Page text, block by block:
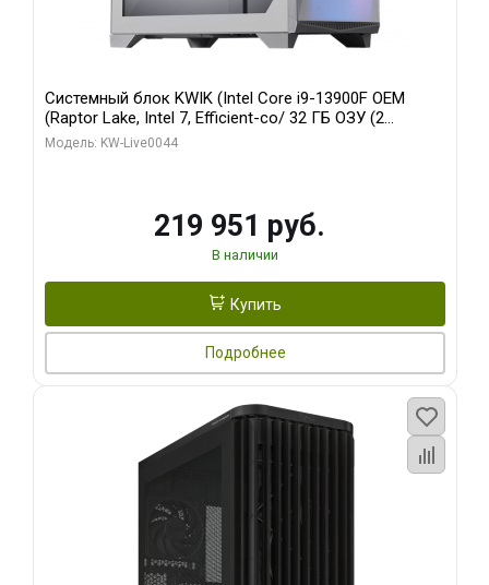
Системный блок KWIK (Intel Core i9-13900F OEM
(Raptor Lake, Intel 7, Efficient-co/ 32 ГБ ОЗУ (2
модуля)/ Gigabyte RTX5070Ti AERO OC 16GB GDDR7
Модель: KW-Live0044
219 951 руб.
В наличии
Купить
Подробнее